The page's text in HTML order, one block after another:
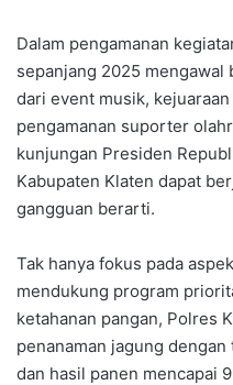
Dalam pengamanan
sepanjang 2025 mengawal
dari event musik,
pengamanan suporter
kunjungan Presiden
Kabupaten Klaten dapat
gangguan berarti.
Tak hanya fokus pada
mendukung program
ketahanan pangan, Polres
penanaman jagung dengan
dan hasil panen mencapai